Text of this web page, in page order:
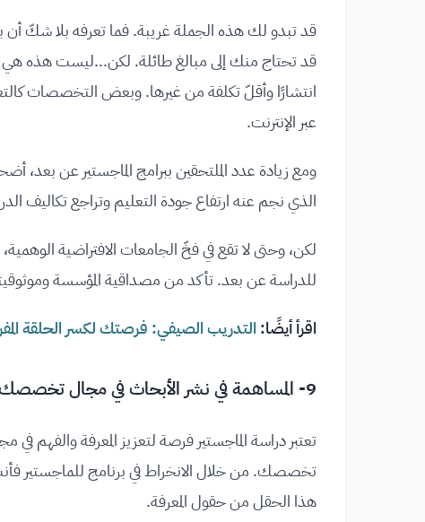
قد تبدو لك هذه الجملة غريبة. فما تعرفه بلا شكّ أن
قد تحتاج منك إلى مبالغ طائلة. لكن...ليست هذه هي
انتشارًا وأقلّ تكلفة من غيرها. وبعض التخصصات
عبر الإنترنت.
ومع زيادة عدد الملتحقين ببرامج الماجستير عن بعد،
الذي نجم عنه ارتفاع جودة التعليم وتراجع تكاليف
لكن، وحتى لا تقع في فخّ الجامعات الافتراضية
للدراسة عن بعد. تأكد من مصداقية المؤسسة
اقرأ أيضًا: التدريب الصيفي: فرصتك لكسر الحلقة
9- المساهمة في نشر الأبحاث في مجال تخصصك
تعتبر دراسة الماجستير فرصة لتعزيز المعرفة والفهم
تخصصك. من خلال الانخراط في برنامج
هذا الحقل من حقول المعرفة.